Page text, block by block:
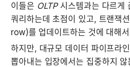
이들은 OLTP 시스템과는 다르게
쿼리하는데 초점이 있고, 트랜잭
row)를 업데이트하는 것에 대해
하지만, 대규모 데이터 파이프라
뽑아내는 입장에서는 집중하지